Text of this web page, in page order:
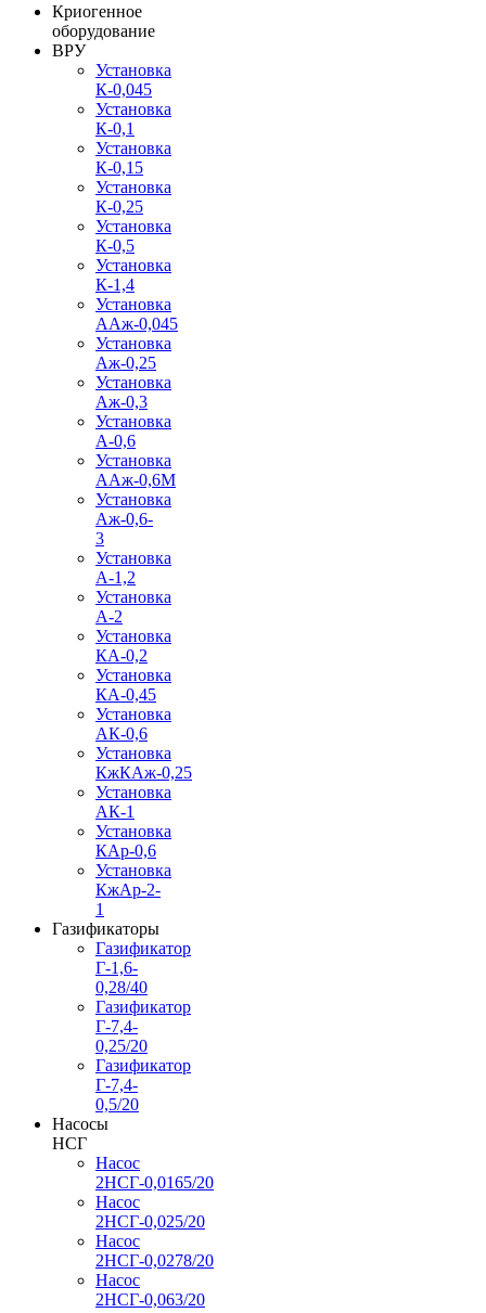
Криогенное
оборудование
ВРУ
Установка
К-0,045
Установка
К-0,1
Установка
К-0,15
Установка
К-0,25
Установка
К-0,5
Установка
К-1,4
Установка
ААж-0,045
Установка
Аж-0,25
Установка
Аж-0,3
Установка
А-0,6
Установка
ААж-0,6М
Установка
Аж-0,6-
3
Установка
А-1,2
Установка
А-2
Установка
КА-0,2
Установка
КА-0,45
Установка
АК-0,6
Установка
КжКАж-0,25
Установка
АК-1
Установка
КАр-0,6
Установка
КжАр-2-
1
Газификаторы
Газификатор
Г-1,6-
0,28/40
Газификатор
Г-7,4-
0,25/20
Газификатор
Г-7,4-
0,5/20
Насосы
НСГ
Насос
2НСГ-0,0165/20
Насос
2НСГ-0,025/20
Насос
2НСГ-0,0278/20
Насос
2НСГ-0,063/20